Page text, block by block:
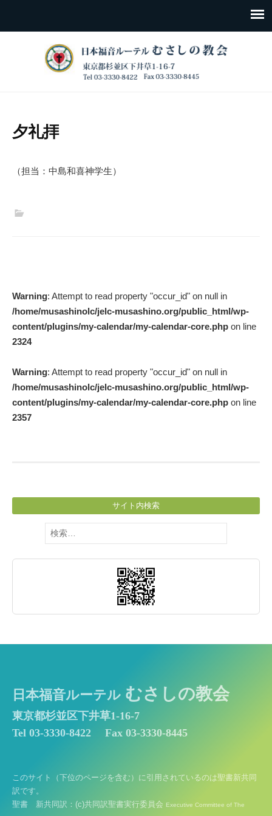
夕礼拝
（担当：中島和喜神学生）
navigation
Warning: Attempt to read property "occur_id" on null in
/home/musashinolc/jelc-musashino.org/public_html/wp-
content/plugins/my-calendar/my-calendar-core.php on line
2324
Warning: Attempt to read property "occur_id" on null in
/home/musashinolc/jelc-musashino.org/public_html/wp-
content/plugins/my-calendar/my-calendar-core.php on line
2357
サイト内検索
検
索:
日本福音ルーテル むさしの教会
東京都杉並区下井草1-16-7
Tel 03-3330-8422
Fax 03-3330-8445
このサイト（下位のページを含む）に引用されているのは聖書新共同
訳です。
聖書 新共同訳：(c)共同訳聖書実行委員会 Executive Committee of The